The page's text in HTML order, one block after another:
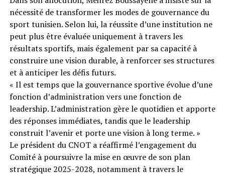
nécessité de transformer les modes de gouvernance du
sport tunisien. Selon lui, la réussite d’une institution ne
peut plus être évaluée uniquement à travers les
résultats sportifs, mais également par sa capacité à
construire une vision durable, à renforcer ses structures
et à anticiper les défis futurs.
« Il est temps que la gouvernance sportive évolue d’une
fonction d’administration vers une fonction de
leadership. L’administration gère le quotidien et apporte
des réponses immédiates, tandis que le leadership
construit l’avenir et porte une vision à long terme. »
Le président du CNOT a réaffirmé l’engagement du
Comité à poursuivre la mise en œuvre de son plan
stratégique 2025-2028, notamment à travers le